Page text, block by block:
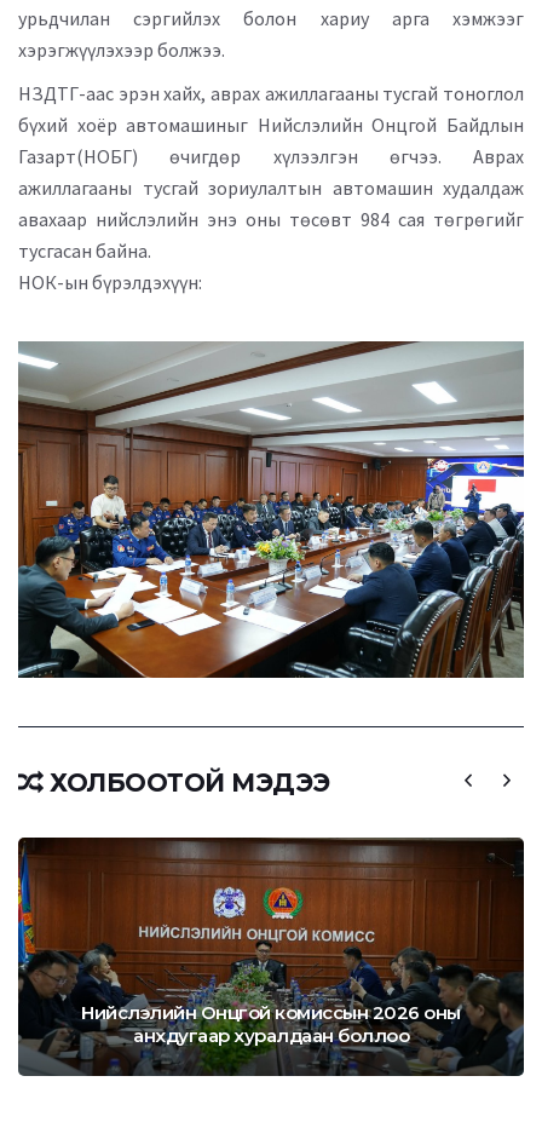
урьдчилан сэргийлэх болон хариу арга хэмжээг
хэрэгжүүлэхээр болжээ.
НЗДТГ-аас эрэн хайх, аврах ажиллагааны тусгай тоноглол
бүхий хоёр автомашиныг Нийслэлийн Онцгой Байдлын
Газарт(НОБГ) өчигдөр хүлээлгэн өгчээ. Аврах
ажиллагааны тусгай зориулалтын автомашин худалдаж
авахаар нийслэлийн энэ оны төсөвт 984 сая төгрөгийг
тусгасан байна.
НОК-ын бүрэлдэхүүн:
ХОЛБООТОЙ МЭДЭЭ
Нийслэлийн Онцгой комиссын 2026 оны
анхдугаар хуралдаан боллоо